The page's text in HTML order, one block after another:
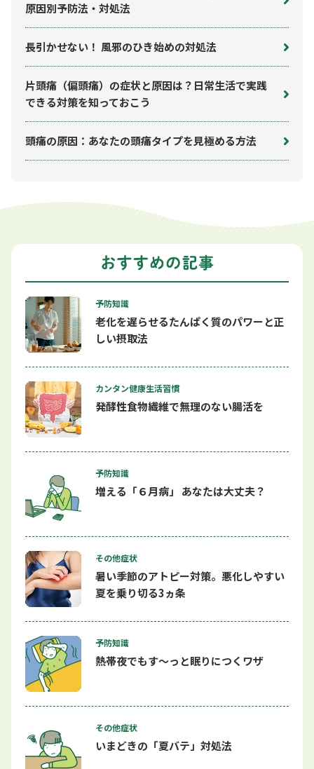
原因別予防法・対処法
長引かせない！ 風邪のひき始めの対処法
片頭痛（偏頭痛）の症状と原因は？日常生活で実践
できる対策を知っておこう
頭痛の原因：あなたの頭痛タイプを見極める方法
予防知識
老化を遅らせるたんぱく質のパワーと正
しい摂取法
カンタン健康生活習慣
発酵性食物繊維で無理のない腸活を
予防知識
増える「６月病」 あなたは大丈夫？
その他症状
暑い季節のアトピー対策。悪化しやすい
夏を乗り切る3ヵ条
予防知識
熱帯夜でもす～っと眠りにつくワザ
その他症状
いまどきの「夏バテ」対処法